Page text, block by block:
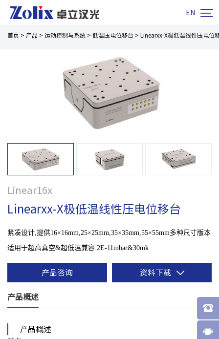
EN 
首页 > 产品 > 运动控制与系统 > 低温压电位移台 > Linearxx-X极低温线性压电位
Linear16x
Linearxx-X极低温线性压电位移台
紧凑设计,提供16×16mm,25×25mm,35×35mm,55×55mm多种尺寸版本
适用于超高真空&超低温兼容:2E-11mbar&30mk
产品咨询 资料下载
产品概述
产品概述